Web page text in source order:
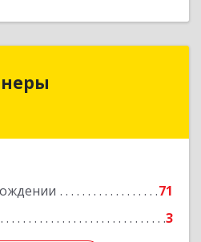
71
3
Феодосия г, Крымская ул,